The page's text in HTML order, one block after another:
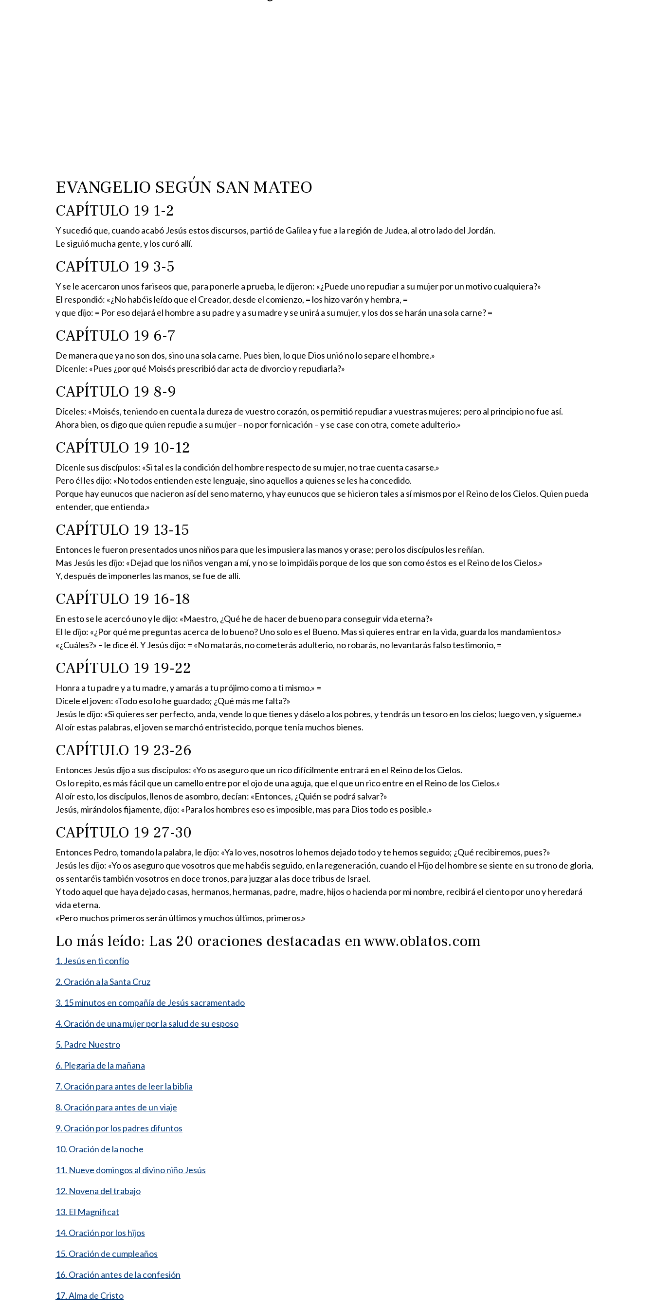
EVANGELIO SEGÚN SAN MATEO
CAPÍTULO 19 1-2
Y sucedió que, cuando acabó Jesús estos discursos, partió de Galilea y fue a la región de Judea, al otro lado del Jordán.
Le siguió mucha gente, y los curó allí.
CAPÍTULO 19 3-5
Y se le acercaron unos fariseos que, para ponerle a prueba, le dijeron: «¿Puede uno repudiar a su mujer por un motivo cualquiera?»
El respondió: «¿No habéis leído que el Creador, desde el comienzo, = los hizo varón y hembra, =
y que dijo: = Por eso dejará el hombre a su padre y a su madre y se unirá a su mujer, y los dos se harán una sola carne? =
CAPÍTULO 19 6-7
De manera que ya no son dos, sino una sola carne. Pues bien, lo que Dios unió no lo separe el hombre.»
Dícenle: «Pues ¿por qué Moisés prescribió dar acta de divorcio y repudiarla?»
CAPÍTULO 19 8-9
Díceles: «Moisés, teniendo en cuenta la dureza de vuestro corazón, os permitió repudiar a vuestras mujeres; pero al principio no fue así.
Ahora bien, os digo que quien repudie a su mujer – no por fornicación – y se case con otra, comete adulterio.»
CAPÍTULO 19 10-12
Dícenle sus discípulos: «Si tal es la condición del hombre respecto de su mujer, no trae cuenta casarse.»
Pero él les dijo: «No todos entienden este lenguaje, sino aquellos a quienes se les ha concedido.
Porque hay eunucos que nacieron así del seno materno, y hay eunucos que se hicieron tales a sí mismos por el Reino de los Cielos. Quien pueda
entender, que entienda.»
CAPÍTULO 19 13-15
Entonces le fueron presentados unos niños para que les impusiera las manos y orase; pero los discípulos les reñían.
Mas Jesús les dijo: «Dejad que los niños vengan a mí, y no se lo impidáis porque de los que son como éstos es el Reino de los Cielos.»
Y, después de imponerles las manos, se fue de allí.
CAPÍTULO 19 16-18
En esto se le acercó uno y le dijo: «Maestro, ¿Qué he de hacer de bueno para conseguir vida eterna?»
El le dijo: «¿Por qué me preguntas acerca de lo bueno? Uno solo es el Bueno. Mas si quieres entrar en la vida, guarda los mandamientos.»
«¿Cuáles?» – le dice él. Y Jesús dijo: = «No matarás, no cometerás adulterio, no robarás, no levantarás falso testimonio, =
CAPÍTULO 19 19-22
Honra a tu padre y a tu madre, y amarás a tu prójimo como a ti mismo.» =
Dícele el joven: «Todo eso lo he guardado; ¿Qué más me falta?»
Jesús le dijo: «Si quieres ser perfecto, anda, vende lo que tienes y dáselo a los pobres, y tendrás un tesoro en los cielos; luego ven, y sígueme.»
Al oír estas palabras, el joven se marchó entristecido, porque tenía muchos bienes.
CAPÍTULO 19 23-26
Entonces Jesús dijo a sus discípulos: «Yo os aseguro que un rico difícilmente entrará en el Reino de los Cielos.
Os lo repito, es más fácil que un camello entre por el ojo de una aguja, que el que un rico entre en el Reino de los Cielos.»
Al oír esto, los discípulos, llenos de asombro, decían: «Entonces, ¿Quién se podrá salvar?»
Jesús, mirándolos fijamente, dijo: «Para los hombres eso es imposible, mas para Dios todo es posible.»
CAPÍTULO 19 27-30
Entonces Pedro, tomando la palabra, le dijo: «Ya lo ves, nosotros lo hemos dejado todo y te hemos seguido; ¿Qué recibiremos, pues?»
Jesús les dijo: «Yo os aseguro que vosotros que me habéis seguido, en la regeneración, cuando el Hijo del hombre se siente en su trono de gloria,
os sentaréis también vosotros en doce tronos, para juzgar a las doce tribus de Israel.
Y todo aquel que haya dejado casas, hermanos, hermanas, padre, madre, hijos o hacienda por mi nombre, recibirá el ciento por uno y heredará
vida eterna.
«Pero muchos primeros serán últimos y muchos últimos, primeros.»
Lo más leído: Las 20 oraciones destacadas en www.oblatos.com
1. Jesús en ti confío
2. Oración a la Santa Cruz
3. 15 minutos en compañía de Jesús sacramentado
4. Oración de una mujer por la salud de su esposo
5. Padre Nuestro
6. Plegaria de la mañana
7. Oración para antes de leer la biblia
8. Oración para antes de un viaje
9. Oración por los padres difuntos
10. Oración de la noche
11. Nueve domingos al divino niño Jesús
12. Novena del trabajo
13. El Magnificat
14. Oración por los hijos
15. Oración de cumpleaños
16. Oración antes de la confesión
17. Alma de Cristo